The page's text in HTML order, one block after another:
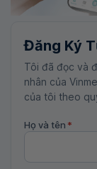
Đăng Ký
Tôi đã đọc và
nhân của
của tôi theo
Họ và tên *